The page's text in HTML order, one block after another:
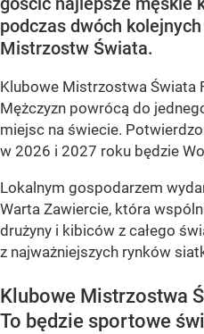
podczas dwóch
Mistrzostw Świata.
Klubowe Mistrzostwa Świata
Mężczyzn powrócą do
miejsc na świecie.
w 2026 i 2027 roku będzie
Lokalnym gospodarzem
Warta Zawiercie, która
drużyny i kibiców z całego
z najważniejszych rynków
Klubowe Mistrzostwa
To będzie sportowe